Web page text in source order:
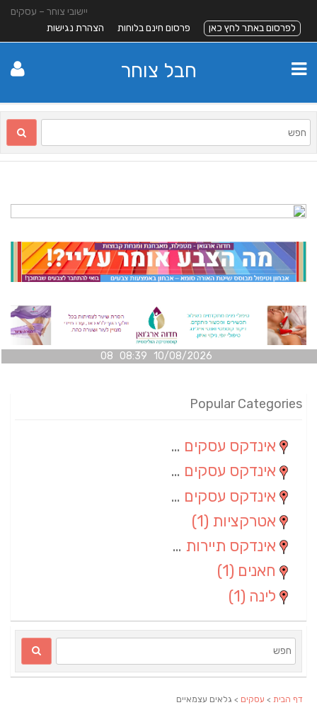
יישובי צוחר – עסקים
לפרסום באתר לחץ כאן
פרסום חינם בלוחות הצהרת נגישות
חבל צוחר
10/08/2026 08:39 08
Popular Categories
אינדקס עסקים מרחבי
אינדקס עסקים מקומי
אינדקס עסקים ארצי
אטרקציות (1)
אינדקס תיירות ארצי
חאנים (1)
לינה (1)
דף הבית > עסקים > גלאים עצמאיים